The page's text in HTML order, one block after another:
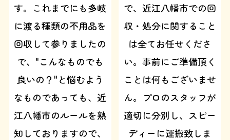
す。これまでにも多岐
に渡る種類の不用品を
回収して参りましたの
で、"こんなものでも
良いの？"と悩むよう
なものであっても、近
江八幡市のルールを熟
知しておりますので、
で、近江八幡市での回
収・処分に関すること
は全てお任せくださ
い。事前にご準備頂く
ことは何もございませ
ん。プロのスタッフが
適切に分別し、スピー
ディーに運搬致しま